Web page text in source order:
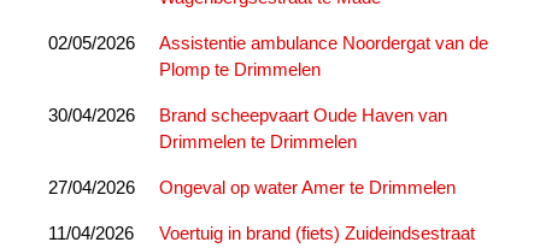
02/05/2026
Assistentie ambulance Noordergat van de
Plomp te Drimmelen
30/04/2026
Brand scheepvaart Oude Haven van
Drimmelen te Drimmelen
27/04/2026 Ongeval op water Amer te Drimmelen
11/04/2026
Voertuig in brand (fiets) Zuideindsestraat